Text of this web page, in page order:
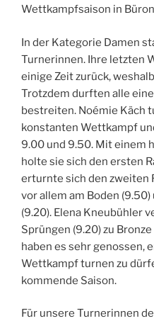
Wettkampfsaison in
In der Kategorie Damen
Turnerinnen. Ihre letzten
einige Zeit zurück,
Trotzdem durften alle
bestreiten. Noémie Käch
konstanten Wettkampf
9.00 und 9.50. Mit einem
holte sie sich den ersten
erturnte sich den zweiten
vor allem am Boden
(9.20). Elena Kneubühler
Sprüngen (9.20) zu
haben es sehr genossen,
Wettkampf turnen zu
kommende Saison.
Für unsere Turnerinnen